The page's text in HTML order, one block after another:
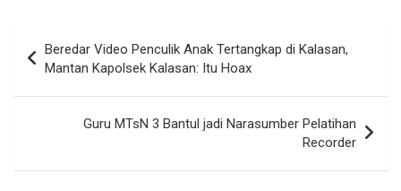
pos
Beredar Video Penculik Anak Tertangkap di Kalasan,
Mantan Kapolsek Kalasan: Itu Hoax
Guru MTsN 3 Bantul jadi Narasumber Pelatihan
Recorder